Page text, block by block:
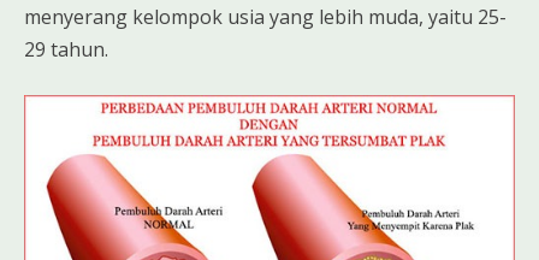
menyerang kelompok usia yang lebih muda, yaitu 25-
29 tahun.